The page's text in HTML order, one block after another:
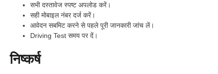
सभी दस्तावेज स्पष्ट अपलोड करें।
सही मोबाइल नंबर दर्ज करें।
आवेदन सबमिट करने से पहले पूरी जानकारी जांच लें।
Driving Test समय पर दें।
निष्कर्ष